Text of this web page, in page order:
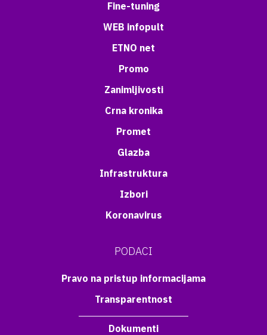
Fine-tuning
WEB infopult
ETNO net
Promo
Zanimljivosti
Crna kronika
Promet
Glazba
Infrastruktura
Izbori
Koronavirus
PODACI
Pravo na pristup informacijama
Transparentnost
Dokumenti